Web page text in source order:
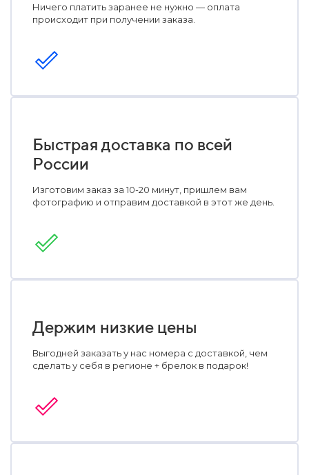
Ничего платить заранее не нужно — оплата
происходит при получении заказа.
Быстрая доставка по всей
России
Изготовим заказ за 10-20 минут, пришлем вам
фотографию и отправим доставкой в этот же день.
Держим низкие цены
Выгодней заказать у нас номера с доставкой, чем
сделать у себя в регионе + брелок в подарок!